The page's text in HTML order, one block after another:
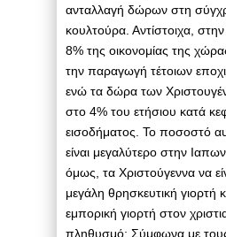
ανταλλαγή δώρων στη
κουλτούρα. Αντίστοιχα,
8% της οικονομίας της
την παραγωγή τέτοιων
ενώ τα δώρα των
στο 4% του ετήσιου κατά
εισοδήματος. Το ποσοστό
είναι μεγαλύτερο στην
όμως, τα Χριστούγεννα να
μεγάλη θρησκευτική γιορτή
εμπορική γιορτή στον
πληθυσμό; Σύμφωνα με